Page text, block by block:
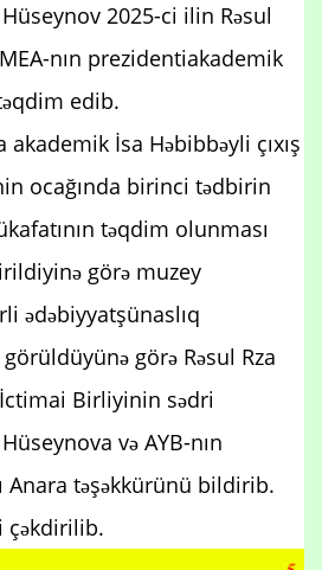
2025-ci ilin Rəsul
nın prezidentiakademik
edib.
İsa Həbibbəyli çıxış
ocağında birinci tədbirin
təqdim olunması
görə muzey
ədəbiyyatşünaslıq
görə Rəsul Rza
Birliyinin sədri
və AYB-nın
Anara təşəkkürünü bildirib.
çəkdirilib.